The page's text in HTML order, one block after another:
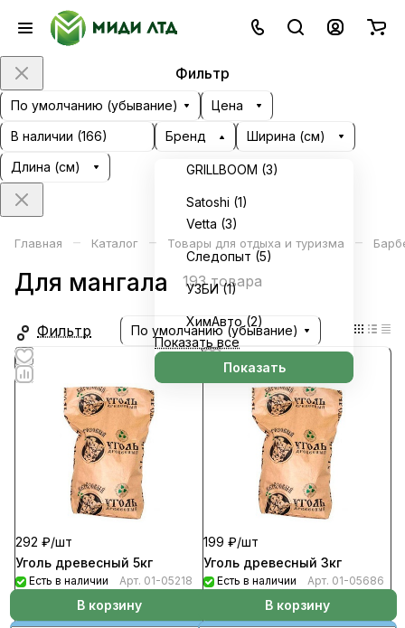
Фильтр
По умолчанию (убывание)
Цена
В наличии (166) Бренд
GRILLBOOM (3)
Satoshi (1)
Vetta (3)
Следопыт (5)
УЗБИ (1)
ХимАвто (2)
Показать все
Показать
Ширина (см)
Длина (см)
Главная – Каталог – Товары для отдыха и туризма –
Для мангала 193 товара
Фильтр По умолчанию (убывание)
292 ₽/шт
Уголь древесный 5кг
Есть в наличии Арт. 01-05218
В корзину
199 ₽/шт
Уголь древесный 3кг
Есть в наличии Арт. 01-05686
В корзину